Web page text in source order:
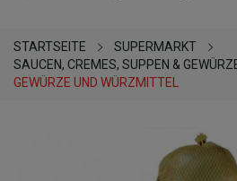
STARTSEITE
SUPERMARKT
SAUCEN, CREMES, SUPPEN &
GEWÜRZE UND WÜRZMITTEL